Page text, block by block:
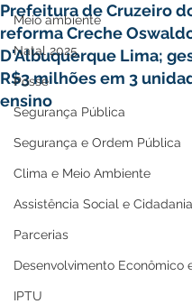
Meio ambiente
Natal 2025
Posse
Segurança Pública
Segurança e Ordem Pública
Clima e Meio Ambiente
Assistência Social e Cidadania
Parcerias
Desenvolvimento Econômico
IPTU
Prefeitura de Cruzeiro
reforma Creche
D'Albuquerque Lima;
R$3 milhões em 3
ensino